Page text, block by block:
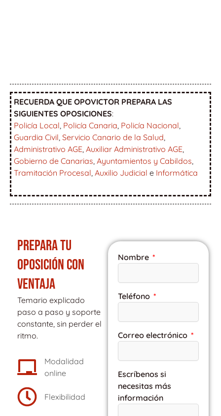
RECUERDA QUE OPOVICTOR PREPARA LAS
SIGUIENTES OPOSICIONES:
Policía Local Policía Canaria Policía Nacional
Guardia Civil Servicio Canario de la Salud
Administrativo AGE Auxiliar Administrativo AGE
Gobierno de Canarias Ayuntamientos y Cabildos
Tramitación Procesal Auxilio Judicial e Informática
PREPARA TU
OPOSICIÓN CON
VENTAJA
Temario explicado
paso a paso y soporte
constante, sin perder el
ritmo.
Modalidad
online
Flexibilidad
Nombre
Teléfono
Correo electrónico
Escríbenos si
necesitas más
información